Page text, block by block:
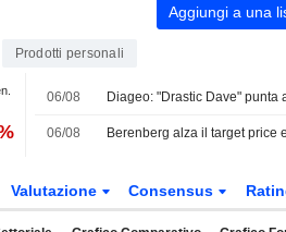
Aggiungi a una
Prodotti personali
06/08
06/08
Valutazione Consensus